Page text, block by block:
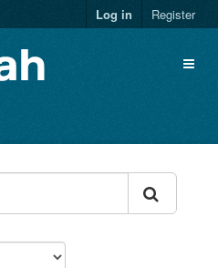
Log in Register